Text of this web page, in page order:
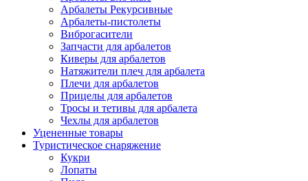
Арбалеты Рекурсивные
Арбалеты-пистолеты
Виброгасители
Запчасти для арбалетов
Киверы для арбалетов
Натяжители плеч для арбалета
Плечи для арбалетов
Прицелы для арбалетов
Тросы и тетивы для арбалета
Чехлы для арбалетов
Уцененные товары
Туристическое снаряжение
Кукри
Лопаты